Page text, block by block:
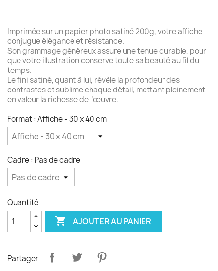
Imprimée sur un papier photo satiné 200g, votre affiche
conjugue élégance et résistance.
Son grammage généreux assure une tenue durable, pour
que votre illustration conserve toute sa beauté au fil du
temps.
Le fini satiné, quant à lui, révèle la profondeur des
contrastes et sublime chaque détail, mettant pleinement
en valeur la richesse de l’œuvre.
Format : Affiche - 30 x 40 cm
Cadre : Pas de cadre
Quantité
 AJOUTER AU PANIER
Partager